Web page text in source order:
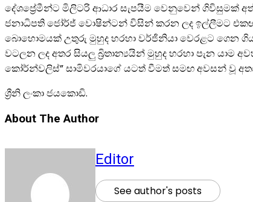
දේශප්‍රේමීන්ට මිලිටරි ආධාර සැපයීම වෙනුවෙන් ගිවිසුමක්
ජනාධිපති ජෝර්ජ් වොෂින්ටන් විසින් කරන ලද ඉල්ලීමට එකඟ වී
බොහොමයක් උතුරු මුහුද හරහා වර්ජිනියා වෙරළට ගෙන ගියහ.
වටලන ලද අතර සියලු බ්‍රිතාන්‍යයින් මුහුද හරහා පැන යාම
කෝර්න්වලිස්” සාමිවරයාගේ යටත් වීමත් සමඟ අවසන් වූ
ශ්‍රීනි ලංකා ජයකොඩි.
About The Author
Editor
See author's posts